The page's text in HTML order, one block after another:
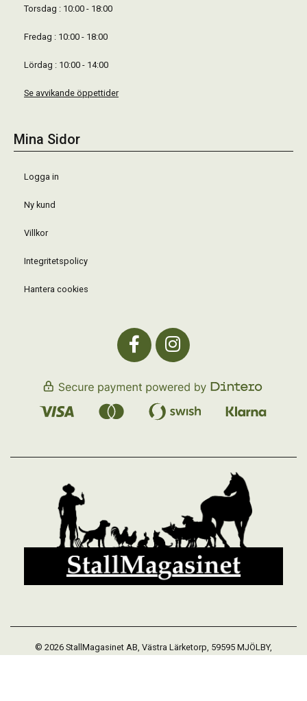
Torsdag : 10:00 - 18:00
Fredag : 10:00 - 18:00
Lördag : 10:00 - 14:00
Se avvikande öppettider
Mina Sidor
Logga in
Ny kund
Villkor
Integritetspolicy
Hantera cookies
© 2026 StallMagasinet AB, Västra Lärketorp, 59595 MJÖLBY,